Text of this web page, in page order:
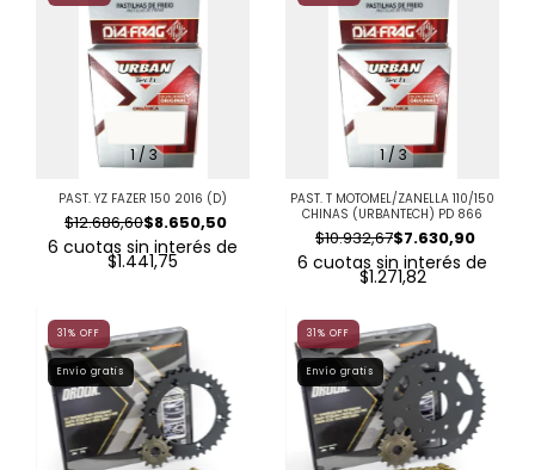
1/ 3
PAST. YZ FAZER 150 2016 (D)
$8.650,50
$12.686,60
6 cuotas sin interés de
$1.441,75
1/ 3
PAST. T MOTOMEL/ZANELLA 110/150
CHINAS (URBANTECH) PD 866
$7.630,90
$10.932,67
6 cuotas sin interés de
$1.271,82
31 % OFF
Envío gratis
31 % OFF
Envío gratis